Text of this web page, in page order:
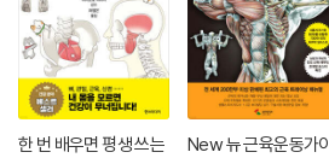
한 번 배우면 평생 쓰는
New 뉴 근육운동가이